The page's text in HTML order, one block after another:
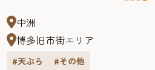
中洲
博多旧市街エリア
#天ぷら
#その他